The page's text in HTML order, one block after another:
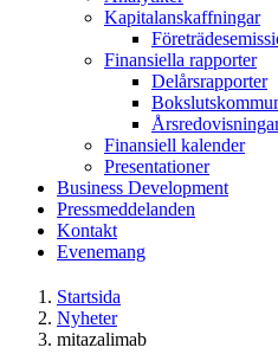
Kapitalanskaffningar
Finansiella rapporter
Delårsrapporter
Finansiell kalender
Presentationer
Business Development
Pressmeddelanden
Kontakt
Evenemang
Startsida
Nyheter
mitazalimab